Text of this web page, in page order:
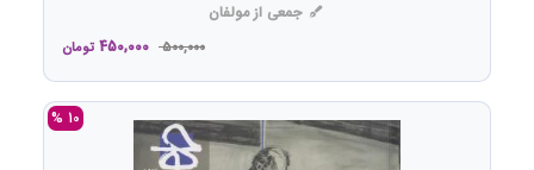
جمعی از مولفان
500,000
450,000 تومان
10 %